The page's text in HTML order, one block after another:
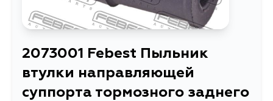
2073001 Febest Пыльник
втулки направляющей
суппорта тормозного заднего